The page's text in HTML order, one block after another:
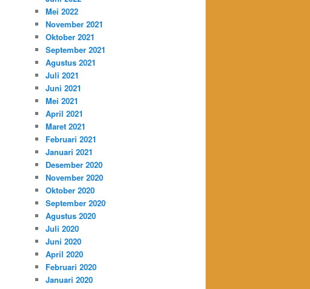
Mei 2022
November 2021
Oktober 2021
September 2021
Agustus 2021
Juli 2021
Juni 2021
Mei 2021
April 2021
Maret 2021
Februari 2021
Januari 2021
Desember 2020
November 2020
Oktober 2020
September 2020
Agustus 2020
Juli 2020
Juni 2020
April 2020
Februari 2020
Januari 2020